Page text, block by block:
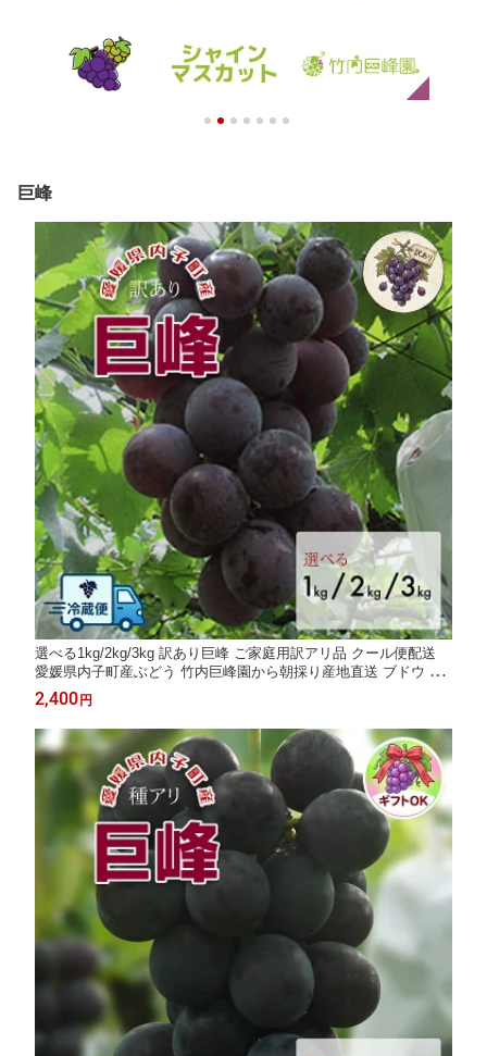
用 農家直送 ※8月上旬か
ら8月下旬頃出荷予定
ーツ ご家庭用 贈り物 ギ
フト 農家直送 ※8月中旬
から9月上旬頃出荷予定
フト 農家直送 ※8月中旬
から9月上旬頃出荷予定
巨峰
選べる1kg/2kg/3kg 訳あり巨峰 ご家庭用訳アリ品 クール便配送
愛媛県内子町産ぶどう 竹内巨峰園から朝採り産地直送 ブドウ 葡
萄 果物 フルーツ 加工用 農家直送 ※8月上旬から8月下旬頃出荷
予定
2,400 円